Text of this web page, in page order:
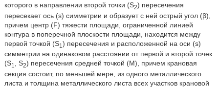
которого в направлении второй точки (S2) пересечения
пересекает ось (s) симметрии и образует с ней острый угол (β),
причем центр (F) тяжести площади, ограниченной линией
контура в поперечной плоскости площади, находится между
первой точкой (S1 ) пересечения и расположенной на оси (s)
симметрии на одинаковом расстоянии от первой и второй точек
(S1 , S2) пересечения средней точкой (M), причем крановая
секция состоит, по меньшей мере, из одного металлического
листа и толщина металлического листа всех участков крановой